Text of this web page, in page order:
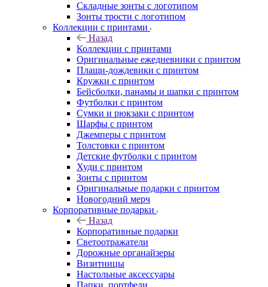
Складные зонты с логотипом
Зонты трости с логотипом
Коллекции с принтами
Назад
Коллекции с принтами
Оригинальные ежедневники с принтом
Плащи-дождевики с принтом
Кружки с принтом
Бейсболки, панамы и шапки с принтом
Футболки с принтом
Сумки и рюкзаки с принтом
Шарфы с принтом
Джемперы с принтом
Толстовки с принтом
Детские футболки с принтом
Худи с принтом
Зонты с принтом
Оригинальные подарки с принтом
Новогодний мерч
Корпоративные подарки
Назад
Корпоративные подарки
Светоотражатели
Дорожные органайзеры
Визитницы
Настольные аксессуары
Папки, портфели